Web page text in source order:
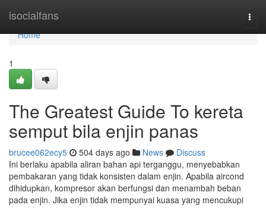
isocialfans
Home
Home
1
The Greatest Guide To kereta
semput bila enjin panas
brucee062ecy5 504 days ago News
Discuss
Ini berlaku apabila aliran bahan api terganggu, menyebabkan
pembakaran yang tidak konsisten dalam enjin. Apabila aircond
dihidupkan, kompresor akan berfungsi dan menambah beban
pada enjin. Jika enjin tidak mempunyai kuasa yang mencukupi